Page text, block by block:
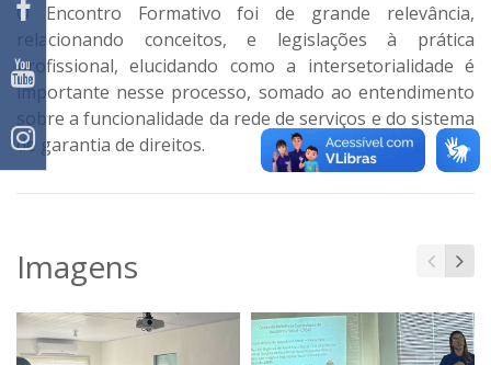
O Encontro Formativo foi de grande relevância,
relacionando conceitos, e legislações à prática
profissional, elucidando como a intersetorialidade é
importante nesse processo, somado ao entendimento
sobre a funcionalidade da rede de serviços e do sistema
de garantia de direitos.
Imagens